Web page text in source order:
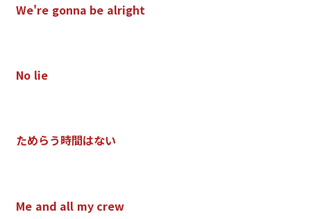
We're gonna be alright
No lie
ためらう時間はない
Me and all my crew